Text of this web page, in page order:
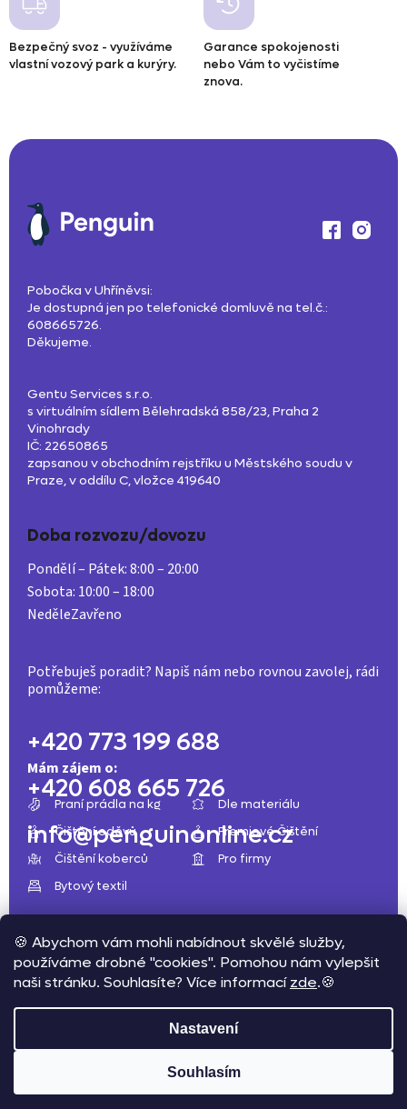
🍪 Abychom vám mohli nabídnout skvělé služby,
používáme drobné "cookies". Pomohou nám vylepšit
naši stránku. Souhlasíte? Více informacízde.🍪
Nastavení
Souhlasím
⚠️Važení zákazníci, momnetálně pracujeme na modernizaci
termínech. Omezení by měla trvat do cca srpna 2026. Díky
v
k
y
p
Bezpečný svoz - využíváme
vlastní vozový park a kurýry.
Garance spokojenosti
nebo Vám to vyčistíme
znova.
Pobočka v Uhříněvsi:
Je dostupná jen po telefonické domluvě na tel.č.:
608665726.
Děkujeme.
Gentu Services s.r.o.
s virtuálním sídlem Bělehradská 858/23, Praha 2
Vinohrady
IČ: 22650865
zapsanou v obchodním rejstříku u Městského soudu v
Praze, v oddílu C, vložce 419640
Mám zájem o:
Praní prádla na kg
Dle materiálu
Čištění oděvů
Premiové Čištění
Čištění koberců
Pro firmy
Bytový textil
Doba rozvozu/dovozu
Pondělí – Pátek:8:00 – 20:00
Sobota: 10:00 – 18:00
NeděleZavřeno
Potřebuješ poradit? Napiš nám nebo rovnou zavolej, rádi
pomůžeme:
+420 773 199 688
+420 608 665 726
info@penguinonline.cz
Copyright 2026
Čistírna Penguin
. Všechna práva vyhrazena.